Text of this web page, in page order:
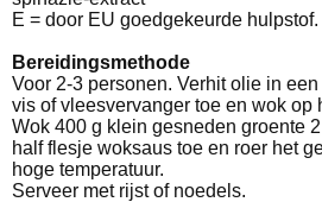
E = door EU goedgekeurde hulpstof.
Bereidingsmethode
Voor 2-3 personen. Verhit olie in
vis of vleesvervanger toe en wok op
Wok 400 g klein gesneden groente
half flesje woksaus toe en roer het
hoge temperatuur.
Serveer met rijst of noedels.